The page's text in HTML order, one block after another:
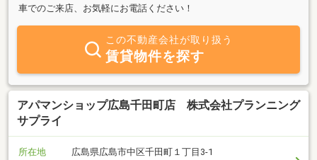
車でのご来店、お気軽にお電話ください！
この不動産会社が取り扱う
賃貸物件を探す
アパマンショップ広島千田町店 株式会社プランニング
サプライ
所在地
広島県広島市中区千田町１丁目3-1